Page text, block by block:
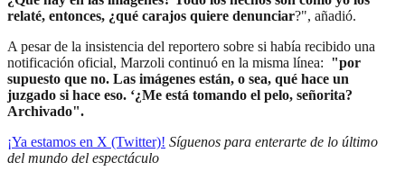
relaté, entonces, ¿qué carajos quiere denunciar?", añadió.
A pesar de la insistencia del reportero sobre si había recibido una
notificación oficial, Marzoli continuó en la misma línea: "por
supuesto que no. Las imágenes están, o sea, qué hace un
juzgado si hace eso. ‘¿Me está tomando el pelo, señorita?
Archivado".
¡Ya estamos en X (Twitter)! Síguenos para enterarte de lo último
del mundo del espectáculo